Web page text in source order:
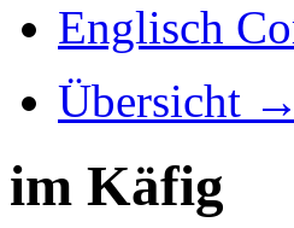
Englisch
Übersicht
im Käfig